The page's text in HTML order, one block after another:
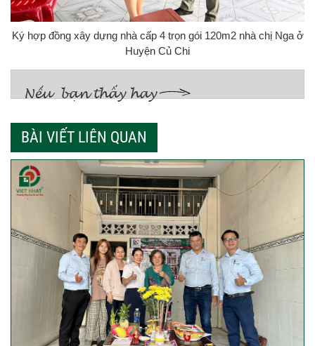
Ký hợp đồng xây dựng nhà cấp 4 trọn gói 120m2 nhà chị Nga ở
Huyện Củ Chi
BÀI VIẾT LIÊN QUAN